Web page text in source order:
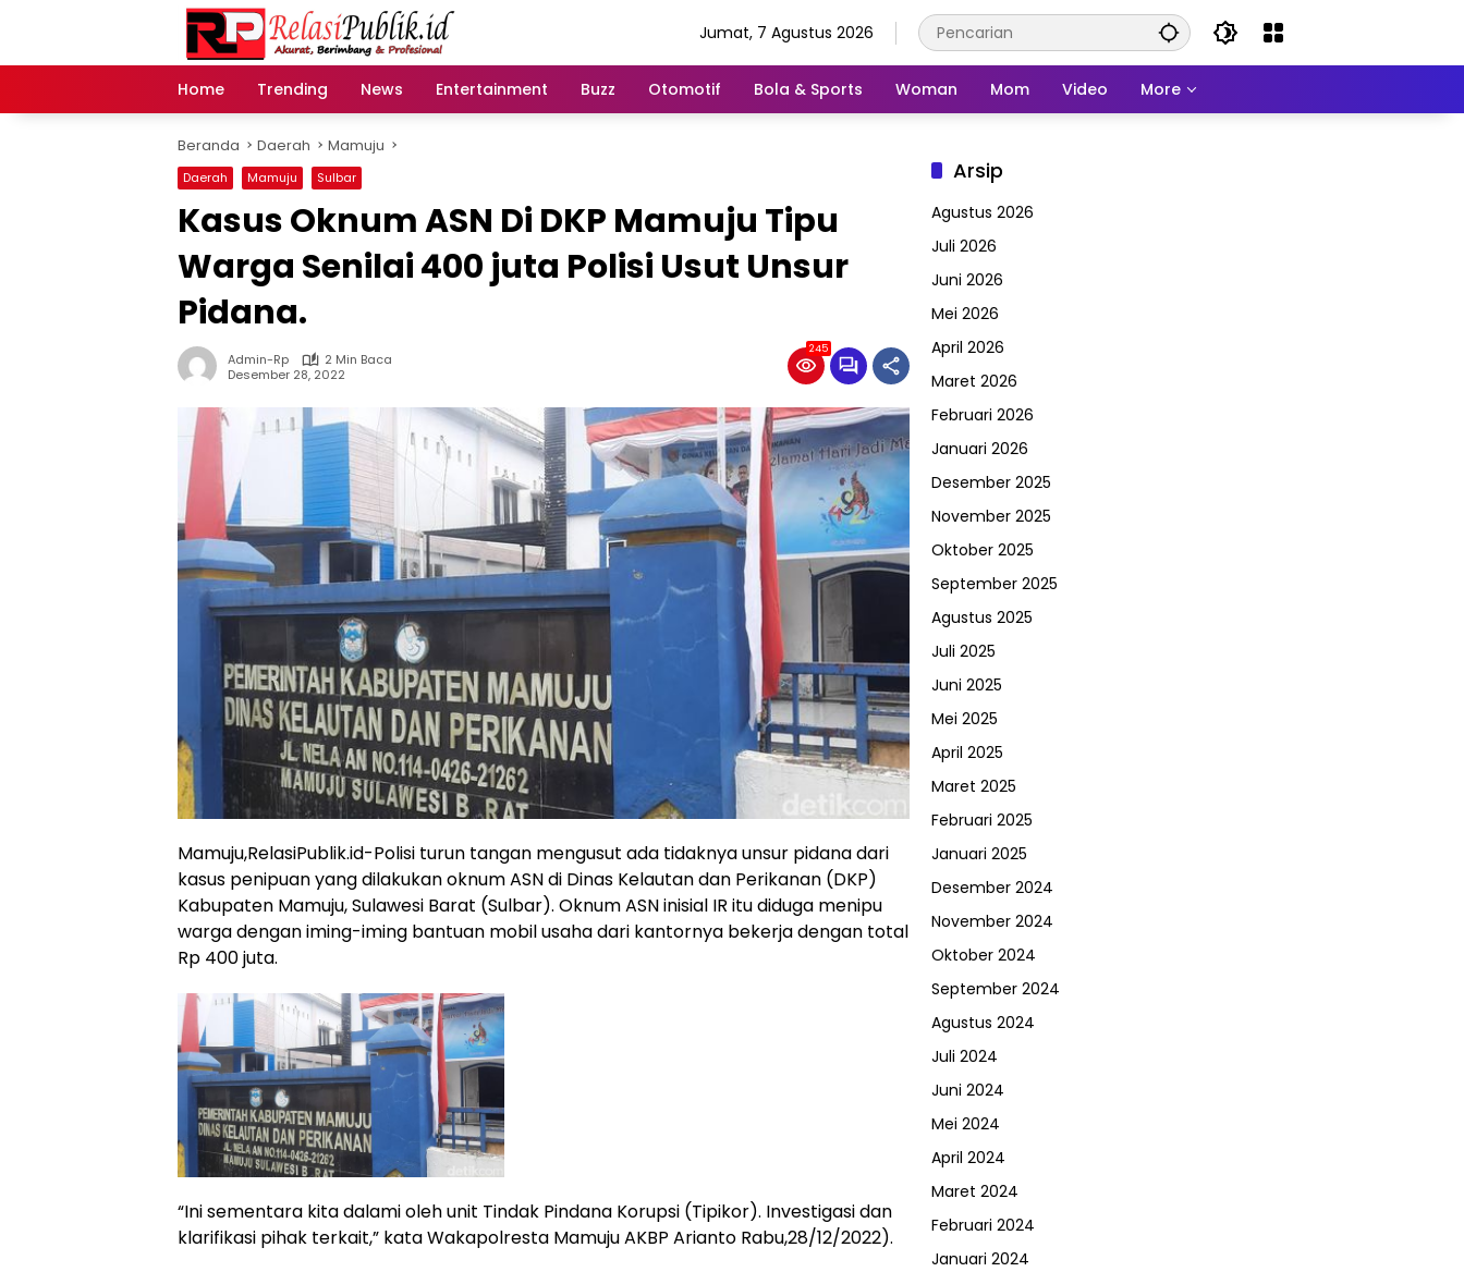
Jumat, 7 Agustus 2026
Home Trending News Entertainment Buzz Otomotif Bola & Sports Woman Mom Video More
Beranda Daerah Mamuju
Daerah Mamuju Sulbar
Kasus Oknum ASN Di DKP Mamuju Tipu
Warga Senilai 400 juta Polisi Usut Unsur
Pidana.
Admin-Rp
2 Min Baca
Desember 28, 2022
245
Mamuju,RelasiPublik.id-Polisi turun tangan mengusut ada tidaknya unsur pidana dari
kasus penipuan yang dilakukan oknum ASN di Dinas Kelautan dan Perikanan (DKP)
Kabupaten Mamuju, Sulawesi Barat (Sulbar). Oknum ASN inisial IR itu diduga menipu
warga dengan iming-iming bantuan mobil usaha dari kantornya bekerja dengan total
Rp 400 juta.
“Ini sementara kita dalami oleh unit Tindak Pindana Korupsi (Tipikor). Investigasi dan
klarifikasi pihak terkait,” kata Wakapolresta Mamuju AKBP Arianto Rabu,28/12/2022).
Arsip
Agustus 2026
Juli 2026
Juni 2026
Mei 2026
April 2026
Maret 2026
Februari 2026
Januari 2026
Desember 2025
November 2025
Oktober 2025
September 2025
Agustus 2025
Juli 2025
Juni 2025
Mei 2025
April 2025
Maret 2025
Februari 2025
Januari 2025
Desember 2024
November 2024
Oktober 2024
September 2024
Agustus 2024
Juli 2024
Juni 2024
Mei 2024
April 2024
Maret 2024
Februari 2024
Januari 2024